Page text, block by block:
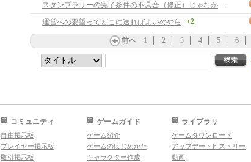
スタンプラリーの完了条件の不具合（修正）じゃなかったかも？
運営への要望ってどこに送ればよいのやら
+2
前へ 1 2 3 4 5 6
コミュニティ
自由掲示板
プレイヤー掲示板
取引掲示板
ゲームガイド
ゲーム紹介
ゲームのはじめかた
キャラクター作成
ライブラリ
ゲームダウンロード
アップデートヒストリー
動画